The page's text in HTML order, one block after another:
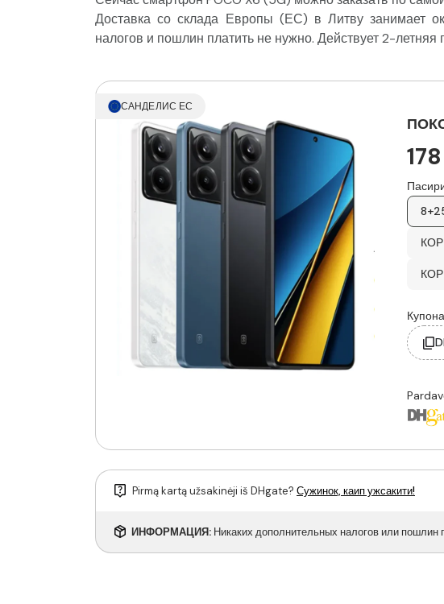
Доставка со склада Европы (ЕС) в Литву занимает
налогов и пошлин платить не нужно. Действует 2-летняя
САНДЕЛИС ЕС
Pirmą kartą užsakinėji iš DHgate? Сужинок, каип ужсакити!
ИНФОРМАЦИЯ: Никаких дополнительных налогов или пошлин